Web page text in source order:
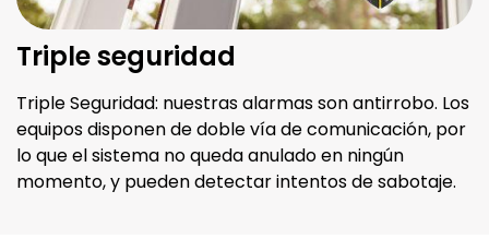
Triple seguridad
Triple Seguridad: nuestras alarmas son antirrobo. Los
equipos disponen de doble vía de comunicación, por
lo que el sistema no queda anulado en ningún
momento, y pueden detectar intentos de sabotaje.